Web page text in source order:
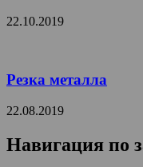
22.10.2019
Резка металла
22.08.2019
Навигация по